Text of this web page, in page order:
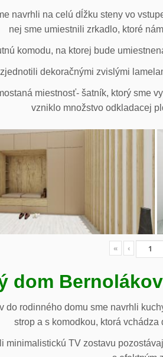
navrhli na celú dĺžku steny vo
nej sme umiestnili zrkadlo, ktoré
komodu, na ktorej bude
dekoračnými zvislými
miestnosť- šatník, ktorý sme
vzniklo množstvo odkladacej
« ‹
dom
do rodinného domu sme navrhli
strop a s komodkou, ktorá
minimalistickú TV zostavu